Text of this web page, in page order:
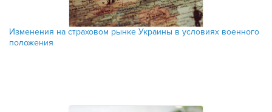
Изменения на страховом рынке Украины в условиях военного
положения